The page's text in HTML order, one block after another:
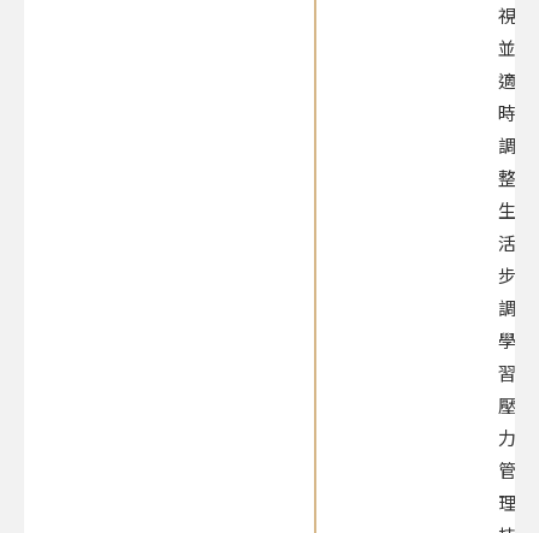
視
並
適
時
調
整
生
活
步
調，
學
習
壓
力
管
理